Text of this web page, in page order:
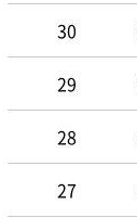
30
29
28
27